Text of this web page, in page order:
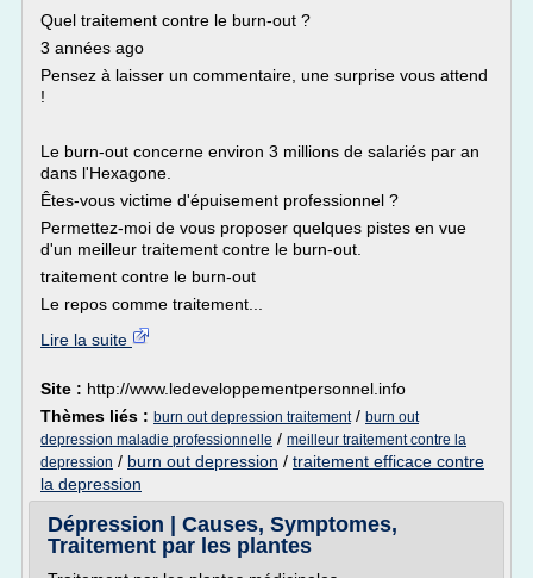
Quel traitement contre le burn-out ?
3 années ago
Pensez à laisser un commentaire, une surprise vous attend
!
Le burn-out concerne environ 3 millions de salariés par an
dans l'Hexagone.
Êtes-vous victime d'épuisement professionnel ?
Permettez-moi de vous proposer quelques pistes en vue
d'un meilleur traitement contre le burn-out.
traitement contre le burn-out
Le repos comme traitement...
Lire la suite
Site : http://www.ledeveloppementpersonnel.info
Thèmes liés : burn out depression traitement/ burn out
depression maladie professionnelle / meilleur traitement contre la
depression / burn out depression / traitement efficace contre
la depression
Dépression | Causes, Symptomes,
Traitement par les plantes